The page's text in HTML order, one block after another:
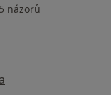
názorů